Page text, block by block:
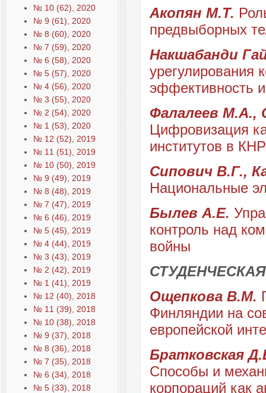
№ 10 (62), 2020
№ 9 (61), 2020
№ 8 (60), 2020
№ 7 (59), 2020
№ 6 (58), 2020
№ 5 (57), 2020
№ 4 (56), 2020
№ 3 (55), 2020
№ 2 (54), 2020
№ 1 (53), 2020
№ 12 (52), 2019
№ 11 (51), 2019
№ 10 (50), 2019
№ 9 (49), 2019
№ 8 (48), 2019
№ 7 (47), 2019
№ 6 (46), 2019
№ 5 (45), 2019
№ 4 (44), 2019
№ 3 (43), 2019
№ 2 (42), 2019
№ 1 (41), 2019
№ 12 (40), 2018
№ 11 (39), 2018
№ 10 (38), 2018
№ 9 (37), 2018
№ 8 (36), 2018
№ 7 (35), 2018
№ 6 (34), 2018
№ 5 (33), 2018
Акопян М.Т.
предвыборных
Накшабанди
урегулирования
эффективность
Фалалеев М.А.,
Цифровизация
институтов в КНР
Сипович В.Г.,
Национальные
Былев А.Е.
контроль над
войны
Ощепкова В.М.
Финляндии на
европейской
Братковская
Способы и
корпораций как